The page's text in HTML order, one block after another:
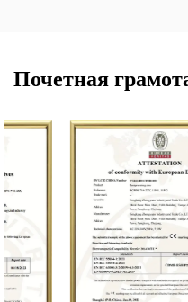
Почетная